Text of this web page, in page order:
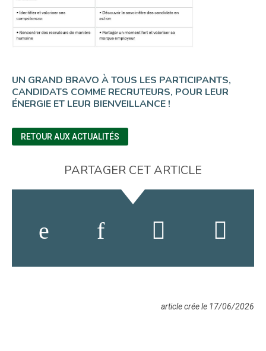
UN GRAND BRAVO À TOUS LES PARTICIPANTS,
CANDIDATS COMME RECRUTEURS, POUR LEUR
ÉNERGIE ET LEUR BIENVEILLANCE !
RETOUR AUX ACTUALITÉS
PARTAGER CET ARTICLE
article crée le 17/06/2026